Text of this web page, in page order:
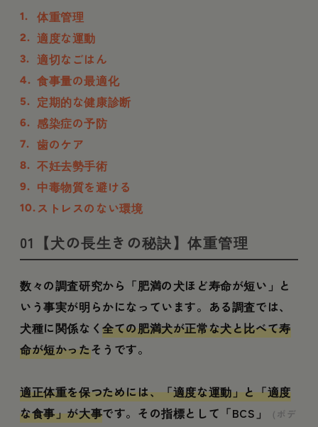
体重管理
適度な運動
適切なごはん
食事量の最適化
定期的な健康診断
感染症の予防
歯のケア
不妊去勢手術
中毒物質を避ける
ストレスのない環境
01【犬の長生きの秘訣】体重管理
数々の調査研究から「肥満の犬ほど寿命が短い」と
いう事実が明らかになっています。ある調査では、
犬種に関係なく全ての肥満犬が正常な犬と比べて寿
命が短かったそうです。
適正体重を保つためには、「適度な運動」と「適度
な食事」が大事です。その指標として「BCS」
（ボデ